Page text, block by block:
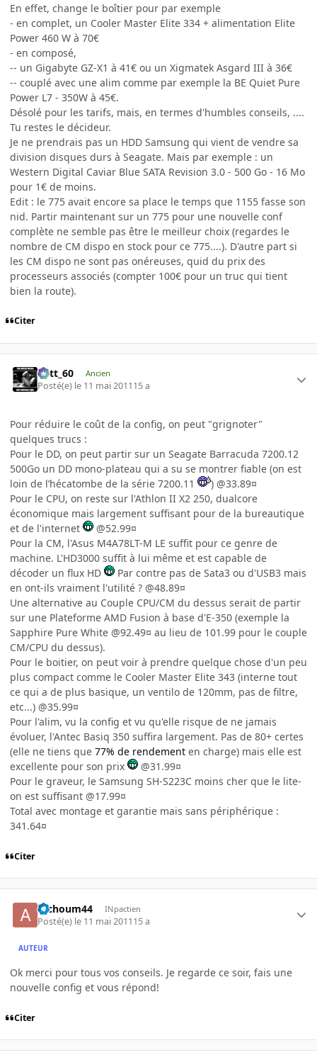
En effet, change le boîtier pour par exemple
- en complet, un Cooler Master Elite 334 + alimentation Elite
Power 460 W à 70€
- en composé,
-- un Gigabyte GZ-X1 à 41€ ou un Xigmatek Asgard III à 36€
-- couplé avec une alim comme par exemple la BE Quiet Pure
Power L7 - 350W à 45€.
Désolé pour les tarifs, mais, en termes d'humbles conseils, ....
Tu restes le décideur.
Je ne prendrais pas un HDD Samsung qui vient de vendre sa
division disques durs à Seagate. Mais par exemple : un
Western Digital Caviar Blue SATA Revision 3.0 - 500 Go - 16 Mo
pour 1€ de moins.
Edit : le 775 avait encore sa place le temps que 1155 fasse son
nid. Partir maintenant sur un 775 pour une nouvelle conf
complète ne semble pas être le meilleur choix (regardes le
nombre de CM dispo en stock pour ce 775....). D'autre part si
les CM dispo ne sont pas onéreuses, quid du prix des
processeurs associés (compter 100€ pour un truc qui tient
bien la route).
Citer
Batt_60 Ancien
Posté(e) le 11 mai 201115 a
Pour réduire le coût de la config, on peut "grignoter"
quelques trucs :
Pour le DD, on peut partir sur un Seagate Barracuda 7200.12
500Go un DD mono-plateau qui a su se montrer fiable (on est
loin de l’hécatombe de la série 7200.11
) @33.89¤
Pour le CPU, on reste sur l'Athlon II X2 250, dualcore
économique mais largement suffisant pour de la bureautique
et de l'internet
@52.99¤
Pour la CM, l'Asus M4A78LT-M LE suffit pour ce genre de
machine. L'HD3000 suffit à lui même et est capable de
décoder un flux HD
Par contre pas de Sata3 ou d'USB3 mais
en ont-ils vraiment l'utilité ? @48.89¤
Une alternative au Couple CPU/CM du dessus serait de partir
sur une Plateforme AMD Fusion à base d'E-350 (exemple la
Sapphire Pure White @92.49¤ au lieu de 101.99 pour le couple
CM/CPU du dessus).
Pour le boitier, on peut voir à prendre quelque chose d'un peu
plus compact comme le Cooler Master Elite 343 (interne tout
ce qui a de plus basique, un ventilo de 120mm, pas de filtre,
etc...) @35.99¤
Pour l'alim, vu la config et vu qu'elle risque de ne jamais
évoluer, l'Antec Basiq 350 suffira largement. Pas de 80+ certes
(elle ne tiens que 77% de rendement en charge) mais elle est
excellente pour son prix
@31.99¤
Pour le graveur, le Samsung SH-S223C moins cher que le lite-
on est suffisant @17.99¤
Total avec montage et garantie mais sans périphérique :
341.64¤
Citer
atchoum44 INpactien
Posté(e) le 11 mai 201115 a
AUTEUR
Ok merci pour tous vos conseils. Je regarde ce soir, fais une
nouvelle config et vous répond!
Citer